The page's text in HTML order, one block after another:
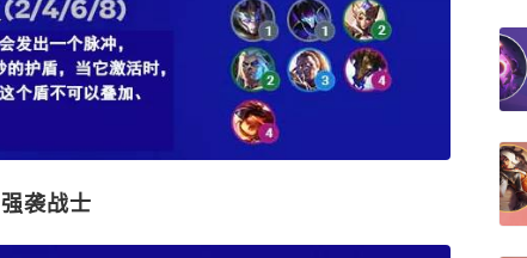
强袭战士